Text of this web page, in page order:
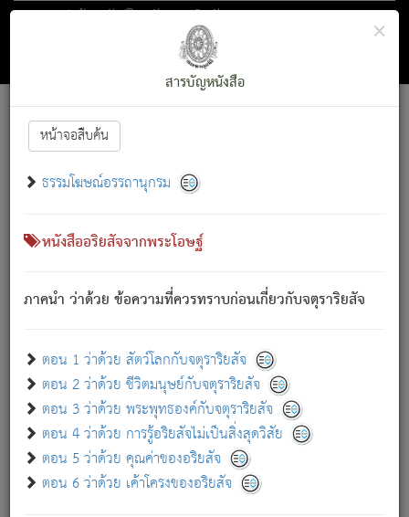
ตอน 1 ว่าด้วย สัตว์โลกกับจตุราริยสัจ
สารบัญ×
สารบัญหนังสือ
หน้าจอสืบค้น
ธรรมโฆษณ์อรรถานุกรม
หนังสืออริยสัจจากพระโอษฐ์
ภาคนำ ว่าด้วย ข้อความที่ควรทราบก่อนเกี่ยวกับจตุราริยสัจ
ตอน 1 ว่าด้วย สัตว์โลกกับจตุราริยสัจ
ตอน 2 ว่าด้วย ชีวิตมนุษย์กับจตุราริยสัจ
ตอน 3 ว่าด้วย พระพุทธองค์กับจตุราริยสัจ
ตอน 4 ว่าด้วย การรู้อริยสัจไม่เป็นสิ่งสุดวิสัย
ตอน 5 ว่าด้วย คุณค่าของอริยสัจ
ตอน 6 ว่าด้วย เค้าโครงของอริยสัจ
Font :15 ]||
สัตว์โลกนี้ เกิดความเดือดร้อนแล้ว มีผัสสะบังหน้า
เขาสำคัญสิ่งใด โดยความเป็นประการใด แต่สิ่งนั้นย่อมเป็น
(ตามที่เป็นจริง) โดยประการอื่นจากที่เขาสำคัญนั้น
สัตว์โลกติดข้องอยู่ในภพ ถูกภพบังหน้าแล้ว มีภพโดยความ
เป็นอย่างอื่น (จากที่มันเป็นอยู่จริง) จึงได้เพลิดเพลินยิ่งนักในภพ
เขาเพลิดเพลินยิ่งนักในสิ่งใด สิ่งนั้นเป็นภัย (ที่เขาไม่รู้จัก)
เขากลัวต่อสิ่งใดสิ่งนั้นเป็นทุกข์
พรหมจรรย์นี้ อันบุคคลย่อมประพฤติ ก็เพื่อการละขาดซึ่ง
ภพ.
สมณะหรือพราหมณ์เหล่าใด กล่าวความหลุดพ้นจากภพว่า
มีได้เพราะภพ เรากล่าวว่า สมณะหรือพราหมณ์ทั้งปวงนั้น
มิใช่ผู้หลดพ้นจากภพ.